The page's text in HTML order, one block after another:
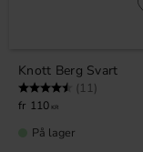
Knott Berg Svart
Karakter: (11)
110 KR
På lager